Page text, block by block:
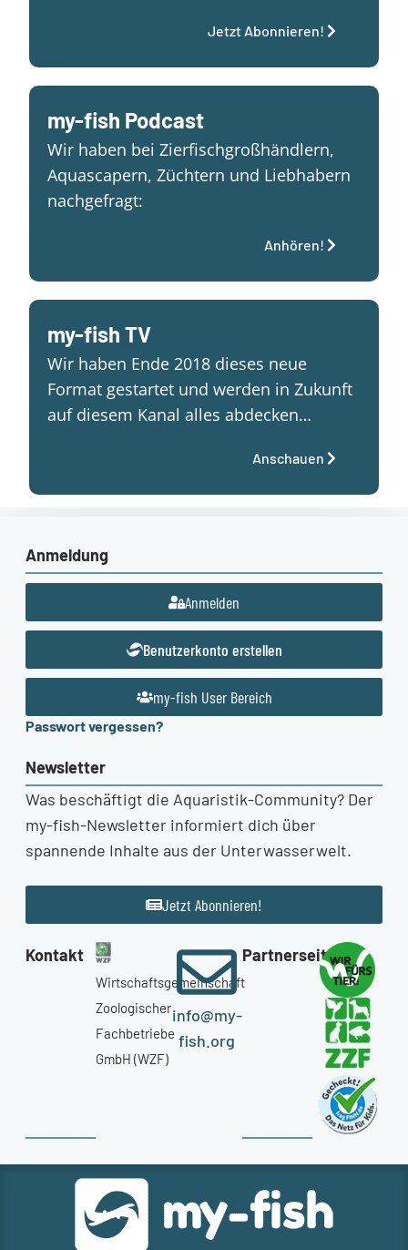
Jetzt Abonnieren!
my-fish Podcast
Wir haben bei Zierfischgroßhändlern,
Aquascapern, Züchtern und Liebhabern
nachgefragt:
Anhören!
my-fish TV
Wir haben Ende 2018 dieses neue
Format gestartet und werden in Zukunft
auf diesem Kanal alles abdecken…
Anschauen
Anmeldung
Anmelden
Benutzerkonto erstellen
my-fish User Bereich
Passwort vergessen?
Newsletter
Was beschäftigt die Aquaristik-Community? Der
my-fish-Newsletter informiert dich über
spannende Inhalte aus der Unterwasserwelt.
Jetzt Abonnieren!
Kontakt
Wirtschaftsgemeinschaft
Zoologischer
Fachbetriebe
GmbH (WZF)
info@my-
fish.org
Partnerseiten